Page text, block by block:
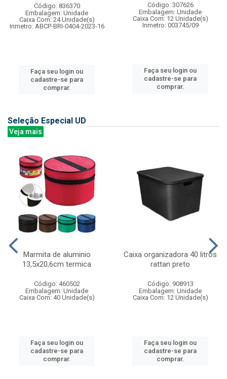
Código: 836370
Embalagem: Unidade
Caixa Com: 24 Unidade(s)
Inmetro: ABCP-BRI-0404-2023-16
Faça seu login ou
cadastre-se para
comprar.
Código: 307626
Embalagem: Unidade
Caixa Com: 12 Unidade(s)
Inmetro: 003745/09
Faça seu login ou
cadastre-se para
comprar.
Seleção Especial UD
Veja mais
Marmita de aluminio
13,5x20,6cm termica
Código: 460502
Embalagem: Unidade
Caixa Com: 40 Unidade(s)
Faça seu login ou
cadastre-se para
comprar.
Caixa organizadora 40 litros
rattan preto
Código: 908913
Embalagem: Unidade
Caixa Com: 12 Unidade(s)
Faça seu login ou
cadastre-se para
comprar.